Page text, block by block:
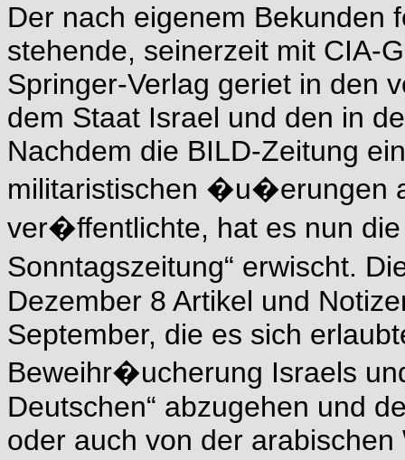
Der nach eigenem Bekunden
stehende, seinerzeit mit CIA-
Springer-Verlag geriet in den
dem Staat Israel und den in
Nachdem die BILD-Zeitung
militaristischen �u�erungen
ver�ffentlichte, hat es nun die
Sonntagszeitung“ erwischt.
Dezember 8 Artikel und
September, die es sich
Beweihr�ucherung Israels
Deutschen“ abzugehen und
oder auch von der